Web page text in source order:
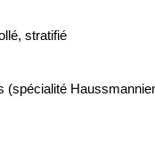
stratifié
(spécialité